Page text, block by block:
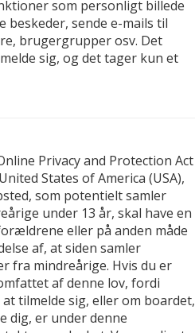
som personligt billede
beskeder, sende e-mails til
brugergrupper osv. Det
sig, og det tager kun et
Privacy and Protection Act
States of America (USA),
som potentielt samler
under 13 år, skal have en
eller på anden måde
af, at siden samler
fra mindreårige. Hvis du er
af denne lov, fordi
tilmelde sig, eller om boardet,
dig, er under denne